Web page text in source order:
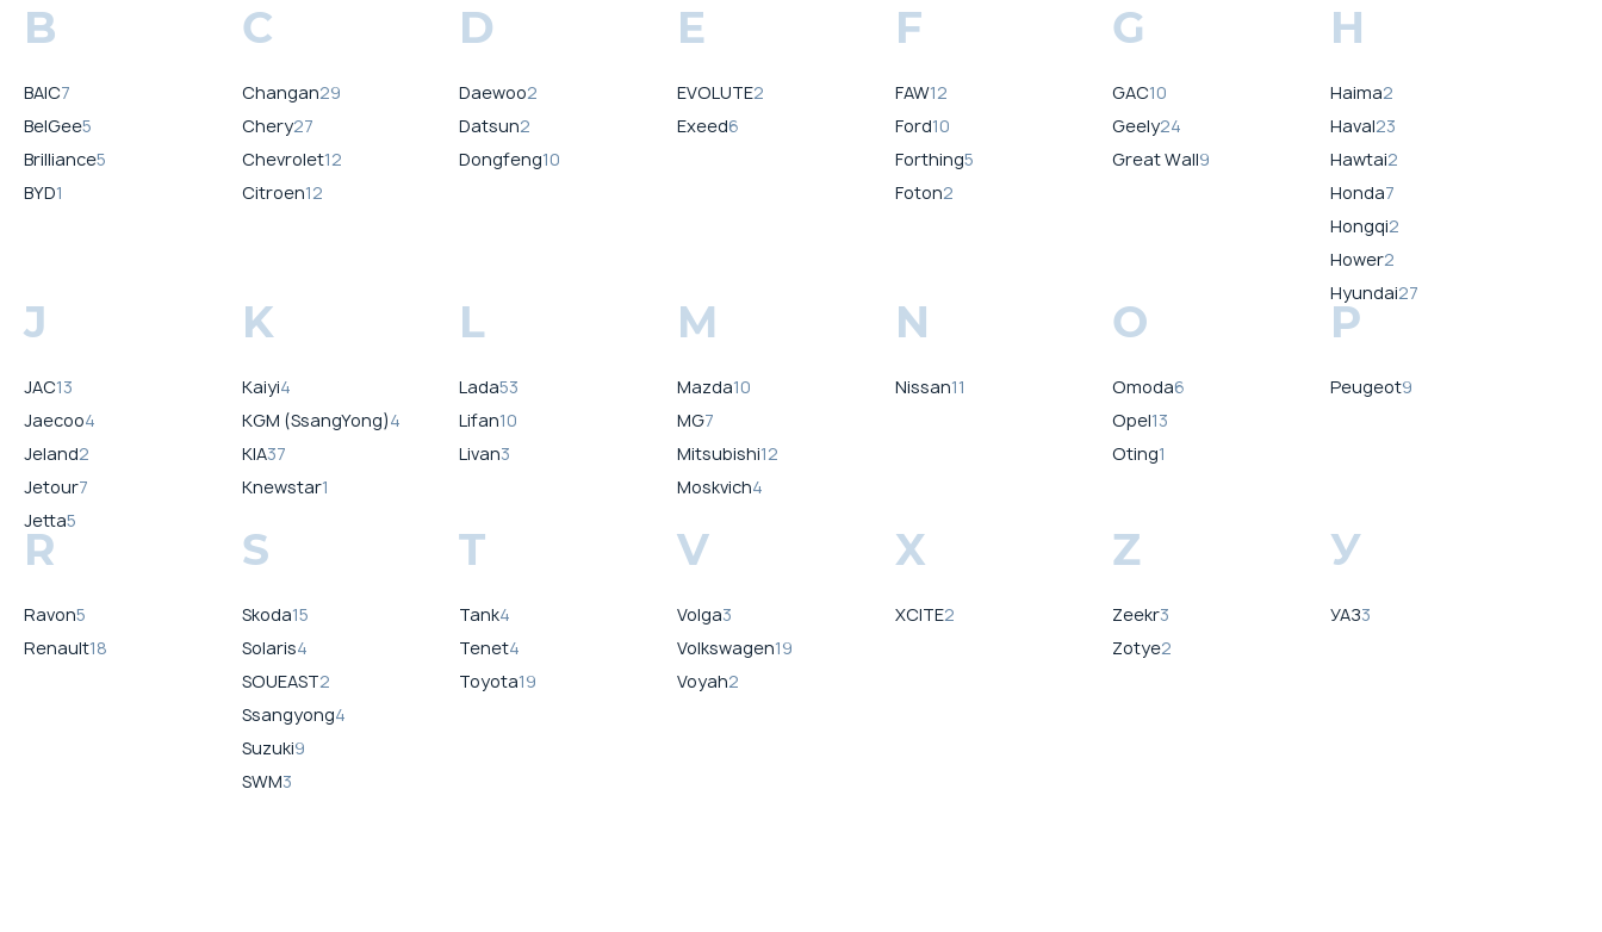
B
BAIC7
BelGee5
Brilliance5
BYD1
C
Changan29
Chery27
Chevrolet12
Citroen12
D
Daewoo2
Datsun2
Dongfeng10
E
EVOLUTE2
Exeed6
F
FAW12
Ford10
Forthing5
Foton2
G
GAC10
Geely24
Great Wall9
H
Haima2
Haval23
Hawtai2
Honda7
Hongqi2
Hower2
Hyundai27
J
JAC13
Jaecoo4
Jeland2
Jetour7
Jetta5
K
Kaiyi4
KGM (SsangYong)4
KIA37
Knewstar1
L
Lada53
Lifan10
Livan3
M
Mazda10
MG7
Mitsubishi12
Moskvich4
N
Nissan11
O
Omoda6
Opel13
Oting1
P
Peugeot9
R
Ravon5
Renault18
S
Skoda15
Solaris4
SOUEAST2
Ssangyong4
Suzuki9
SWM3
T
Tank4
Tenet4
Toyota19
V
Volga3
Volkswagen19
Voyah2
X
XCITE2
Z
Zeekr3
Zotye2
У
УАЗ3